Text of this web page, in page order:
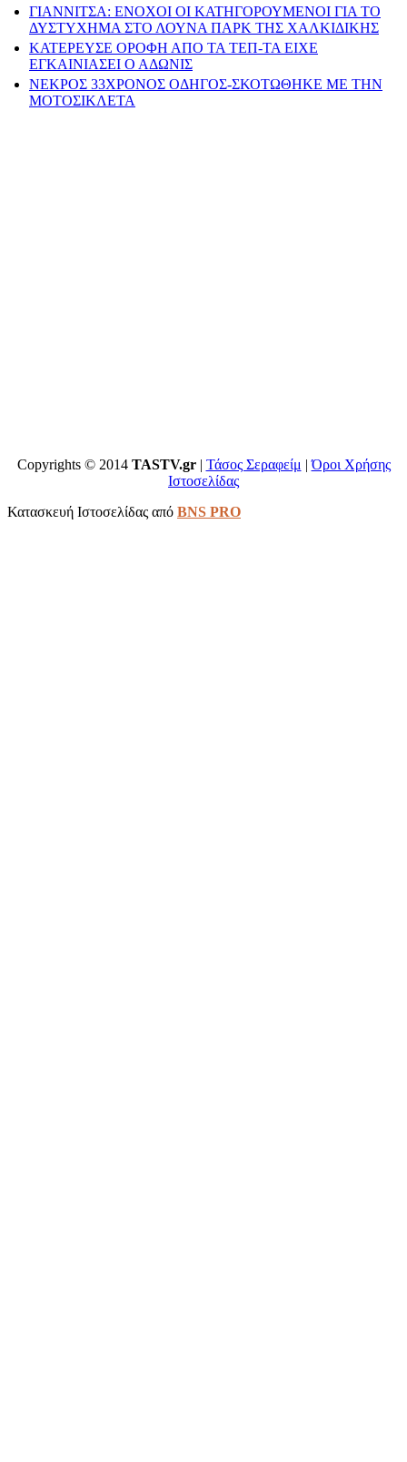
ΓΙΑΝΝΙΤΣΑ: ΕΝΟΧΟΙ ΟΙ ΚΑΤΗΓΟΡΟΥΜΕΝΟΙ ΓΙΑ ΤΟ
ΔΥΣΤΥΧΗΜΑ ΣΤΟ ΛΟΥΝΑ ΠΑΡΚ ΤΗΣ ΧΑΛΚΙΔΙΚΗΣ
ΚΑΤΕΡΕΥΣΕ ΟΡΟΦΗ ΑΠΟ ΤΑ ΤΕΠ-ΤΑ ΕΙΧΕ
ΕΓΚΑΙΝΙΑΣΕΙ Ο ΑΔΩΝΙΣ
ΝΕΚΡΟΣ 33ΧΡΟΝΟΣ ΟΔΗΓΟΣ-ΣΚΟΤΩΘΗΚΕ ΜΕ ΤΗΝ
ΜΟΤΟΣΙΚΛΕΤΑ
Copyrights © 2014 TASTV.gr| Τάσος Σεραφείμ |Όροι Χρήσης
Ιστοσελίδας
Κατασκευή Ιστοσελίδας από BNS PRO